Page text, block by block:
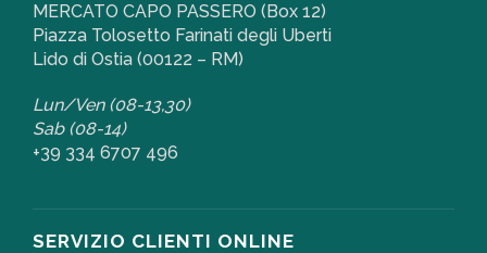
MERCATO CAPO PASSERO (Box 12)
Piazza Tolosetto Farinati degli Uberti
Lido di Ostia (00122 – RM)
Lun/Ven (08-13,30)
Sab (08-14)
+39 334 6707 496
SERVIZIO CLIENTI ONLINE